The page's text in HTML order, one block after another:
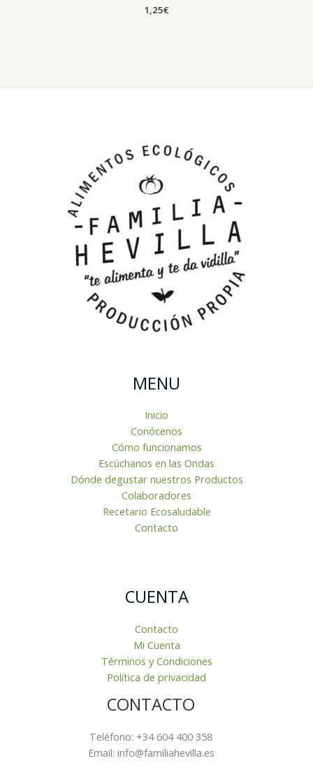
1,25€
MENU
Inicio
Conócenos
Cómo funcionamos
Escúchanos en las Ondas
Dónde degustar nuestros Productos
Colaboradores
Recetario Ecosaludable
Contacto
CUENTA
Contacto
Mi Cuenta
Términos y Condiciones
Política de privacidad
CONTACTO
Teléfono: +34 604 400 358
Email: info@familiahevilla.es